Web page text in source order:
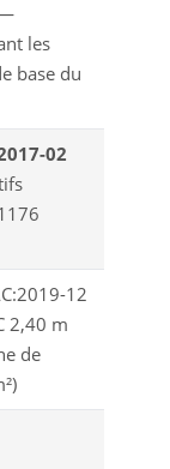
les
base du
02
12
2,40 m
de